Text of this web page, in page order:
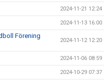
2024-11-21 12:24
2024-11-13 16:00
Förening
2024-11-12 12:20
2024-11-06 08:59
2024-10-29 07:37